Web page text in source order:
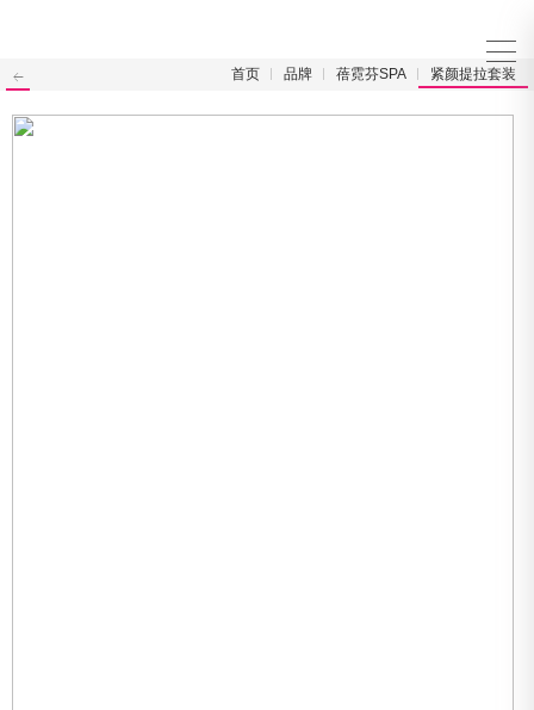
首页 品牌 蓓霓芬SPA 紧颜提拉套装